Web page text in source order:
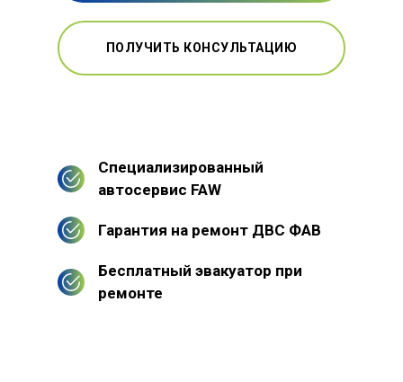
ПОЛУЧИТЬ КОНСУЛЬТАЦИЮ
Специализированный
автосервис FAW
Гарантия на ремонт ДВС ФАВ
Бесплатный эвакуатор при
ремонте